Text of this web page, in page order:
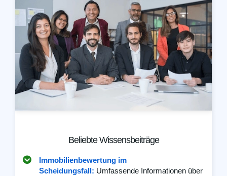
Beliebte Wissensbeiträge
Immobilienbewertung im
Scheidungsfall: Umfassende Informationen über